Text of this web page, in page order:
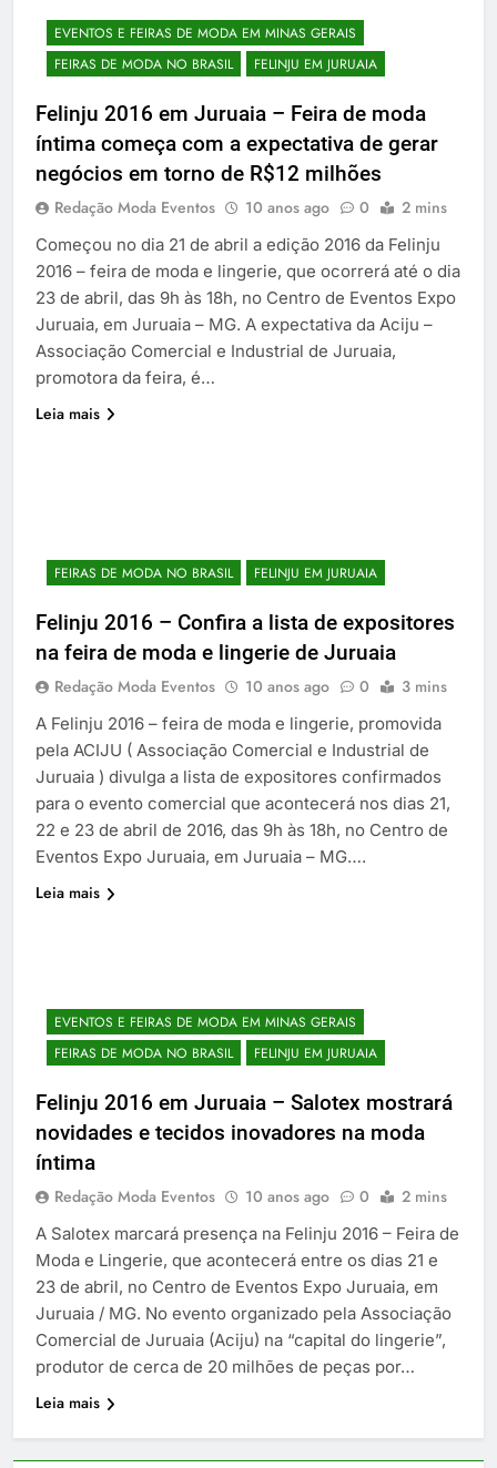
EVENTOS E FEIRAS DE MODA EM MINAS GERAIS
FEIRAS DE MODA NO BRASIL
FELINJU EM JURUAIA
Felinju 2016 em Juruaia – Feira de moda
íntima começa com a expectativa de gerar
negócios em torno de R$12 milhões
Redação Moda Eventos 10 anos ago 0 2 mins
Começou no dia 21 de abril a edição 2016 da Felinju
2016 – feira de moda e lingerie, que ocorrerá até o dia
23 de abril, das 9h às 18h, no Centro de Eventos Expo
Juruaia, em Juruaia – MG. A expectativa da Aciju –
Associação Comercial e Industrial de Juruaia,
promotora da feira, é…
Leia mais
FEIRAS DE MODA NO BRASIL FELINJU EM JURUAIA
Felinju 2016 – Confira a lista de expositores
na feira de moda e lingerie de Juruaia
Redação Moda Eventos 10 anos ago 0 3 mins
A Felinju 2016 – feira de moda e lingerie, promovida
pela ACIJU ( Associação Comercial e Industrial de
Juruaia ) divulga a lista de expositores confirmados
para o evento comercial que acontecerá nos dias 21,
22 e 23 de abril de 2016, das 9h às 18h, no Centro de
Eventos Expo Juruaia, em Juruaia – MG….
Leia mais
EVENTOS E FEIRAS DE MODA EM MINAS GERAIS
FEIRAS DE MODA NO BRASIL
FELINJU EM JURUAIA
Felinju 2016 em Juruaia – Salotex mostrará
novidades e tecidos inovadores na moda
íntima
Redação Moda Eventos 10 anos ago 0 2 mins
A Salotex marcará presença na Felinju 2016 – Feira de
Moda e Lingerie, que acontecerá entre os dias 21 e
23 de abril, no Centro de Eventos Expo Juruaia, em
Juruaia / MG. No evento organizado pela Associação
Comercial de Juruaia (Aciju) na “capital do lingerie”,
produtor de cerca de 20 milhões de peças por…
Leia mais